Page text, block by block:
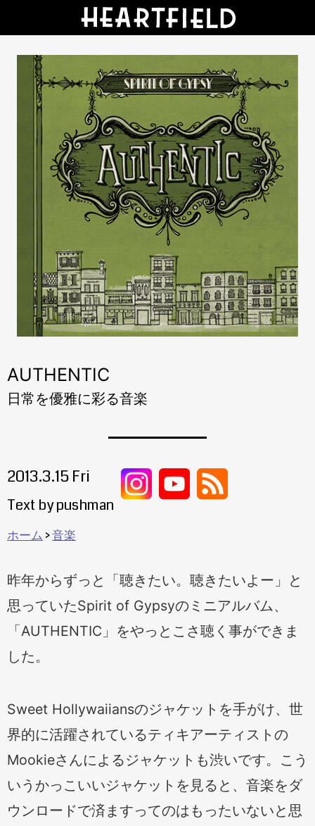
AUTHENTIC
日常を優雅に彩る音楽
昨年からずっと「聴きたい。聴きたいよー」と
思っていたSpirit of Gypsyのミニアルバム、
「AUTHENTIC」をやっとこさ聴く事ができま
した。
Sweet Hollywaiiansのジャケットを手がけ、世
界的に活躍されているティキアーティストの
Mookieさんによるジャケットも渋いです。こう
いうかっこいいジャケットを見ると、音楽をダ
ウンロードで済ますってのはもったいないと思
2013.3.15 Fri
Text by pushman
ホーム 音楽